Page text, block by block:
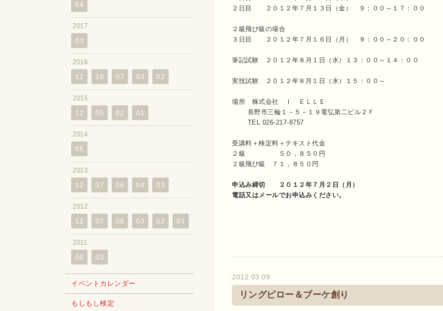
２日目 ２０１２年７月１３日（金） ９：００～１７：００
２級飛び級の場合
３日目 ２０１２年７月１６日（月） ９：００～２０：００
筆記試験 ２０１２年８月１日（水）１３：００～１４：００
実技試験 ２０１２年８月１日（水）１５：００～
場所 株式会社 Ｉ ＥＬＬＥ
長野市三輪１－５－１９電弘第二ビル２Ｆ
TEL 026-217-8757
受講料＋検定料＋テキスト代金
２級 ５０，８５０円
２級飛び級 ７１，８５０円
申込み締切 ２０１２年７月２日（月）
電話又はメールでお申込みください。
2012.03.09
リングピロー＆ブーケ創り
04
2017
03
2016
12 10 07 03 02
2015
12 05 02 01
2014
05
2013
12 07 06 04 03
2012
12 07 06 03 02 01
2011
06 03
イベントカレンダー
もしもし検定